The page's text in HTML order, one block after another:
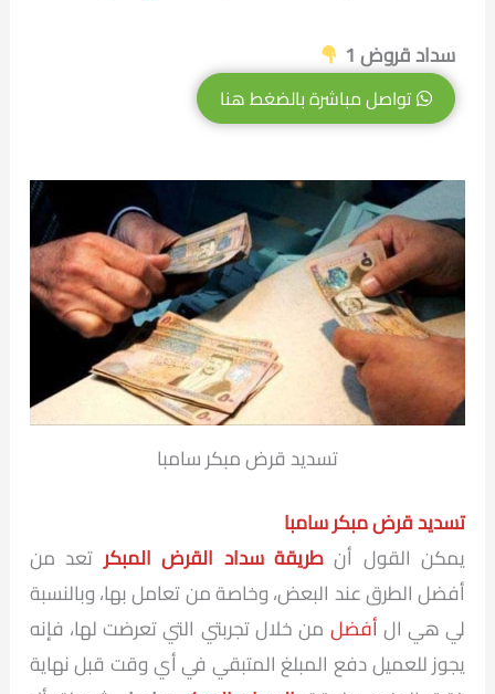
سداد قروض 1
تواصل مباشرة بالضغط هنا
تسديد قرض مبكر سامبا
تسديد قرض مبكر سامبا
يمكن القول أنطريقة سداد القرض المبكرتعد من
أفضل الطرق عند البعض، وخاصة من تعامل بها، وبالنسبة
لي هي الأفضل من خلال تجربتي التي تعرضت لها، فإنه
يجوز للعميل دفع المبلغ المتبقي في أي وقت قبل نهاية